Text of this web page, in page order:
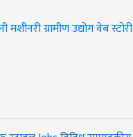
मशीनरीग्रामीण उद्योगवेब स्टोरी